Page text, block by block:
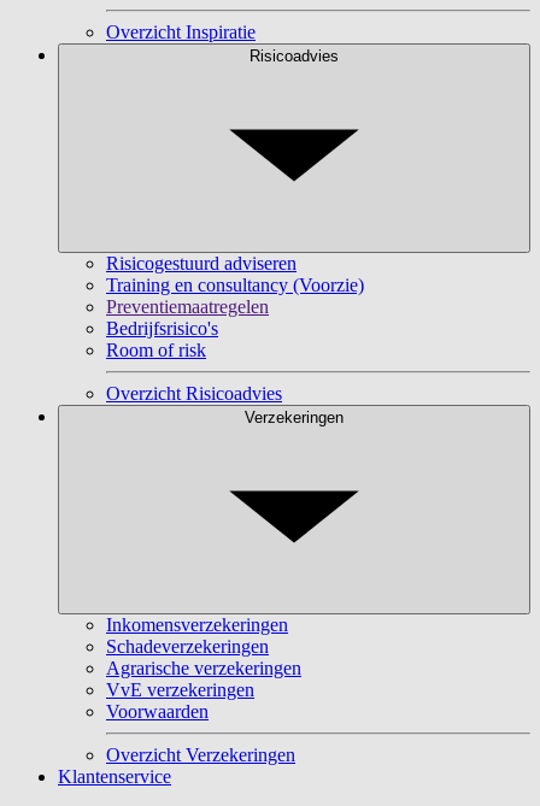
Overzicht Inspiratie
Risicoadvies
Risicogestuurd adviseren
Training en consultancy (Voorzie)
Preventiemaatregelen
Bedrijfsrisico's
Room of risk
Overzicht Risicoadvies
Verzekeringen
Inkomensverzekeringen
Schadeverzekeringen
Agrarische verzekeringen
VvE verzekeringen
Voorwaarden
Overzicht Verzekeringen
Klantenservice